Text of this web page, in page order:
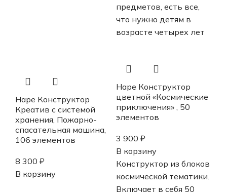
предметов, есть все,
что нужно детям в
возрасте четырех лет
Hape Конструктор
Креатив с системой
хранения, Пожарно-
спасательная машина,
106 элементов
8 300 ₽
В корзину
Hape Конструктор
цветной «Космические
приключения» , 50
элементов
3 900 ₽
В корзину
Конструктор из блоков
космической тематики.
Включает в себя 50